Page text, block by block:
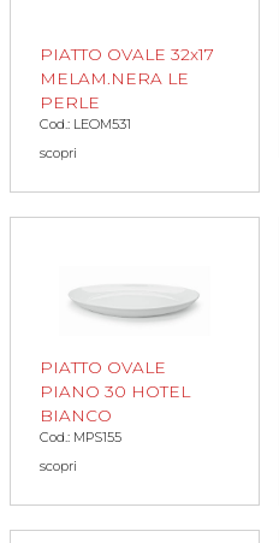
PIATTO OVALE 32x17
MELAM.NERA LE
PERLE
Cod.: LEOM531
scopri
PIATTO OVALE
PIANO 30 HOTEL
BIANCO
Cod.: MPS155
scopri